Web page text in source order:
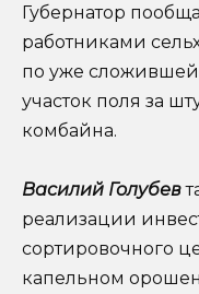
Губернатор
работниками
по уже
участок поля за
комбайна.
Василий Голубев
реализации
сортировочного
капельном